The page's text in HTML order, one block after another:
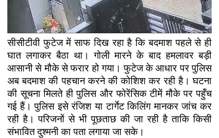
सीसीटीवी फुटेज में साफ दिख रहा है कि बदमाश पहले से ही
घात लगाकर बैठा था। गोली मारने के बाद हमलावर बड़ी
आसानी से मौके से फरार हो गया। फुटेज के आधार पर पुलिस
अब बदमाश की पहचान करने की कोशिश कर रही है। घटना
की सूचना मिलते ही पुलिस और फोरेंसिक टीमें मौके पर पहुँच
गई हैं। पुलिस इसे रंजिश या टार्गेट किलिंग मानकर जांच कर
रही है। परिजनों से भी पूछताछ की जा रही है ताकि किसी
संभावित दुश्मनी का पता लगाया जा सके।